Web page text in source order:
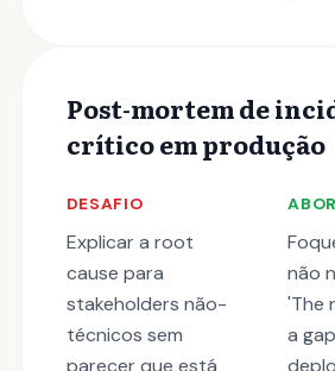
Post-mortem de
crítico em produção
DESAFIO
Explicar a root
cause para
stakeholders não-
técnicos sem
parecer que está
não
'The
a